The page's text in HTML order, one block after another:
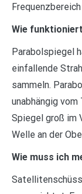
Wie
Parabolspiegel
einfallende
sammeln.
unabhängig
Spiegel groß im
Welle an der
Wie muss ich